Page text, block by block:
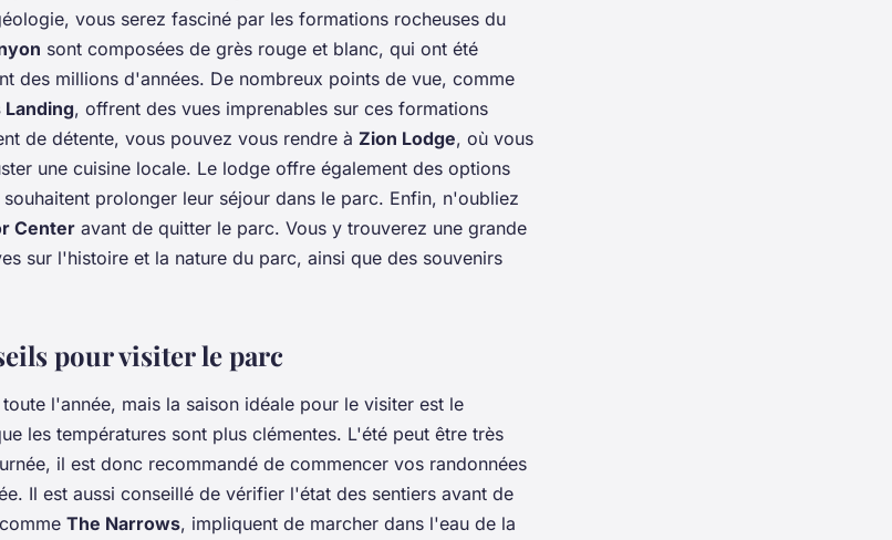
vous serez fasciné par les formations rocheuses du
sont composées de grès rouge et blanc, qui ont été
des millions d'années. De nombreux points de vue, comme
, offrent des vues imprenables sur ces formations
de détente, vous pouvez vous rendre à Zion Lodge, où vous
une cuisine locale. Le lodge offre également des options
prolonger leur séjour dans le parc. Enfin, n'oubliez
Center avant de quitter le parc. Vous y trouverez une grande
sur l'histoire et la nature du parc, ainsi que des souvenirs
pour visiter le parc
l'année, mais la saison idéale pour le visiter est le
les températures sont plus clémentes. L'été peut être très
il est donc recommandé de commencer vos randonnées
Il est aussi conseillé de vérifier l'état des sentiers avant de
The Narrows, impliquent de marcher dans l'eau de la